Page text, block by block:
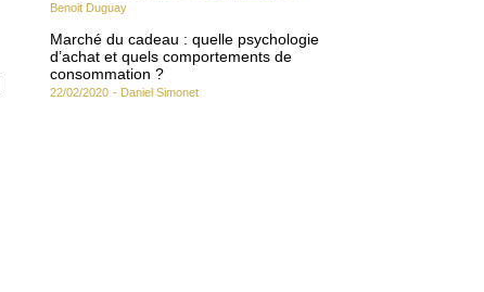
Benoit Duguay
Marché du cadeau : quelle psychologie
d’achat et quels comportements de
consommation ?
22/02/2020 - Daniel Simonet